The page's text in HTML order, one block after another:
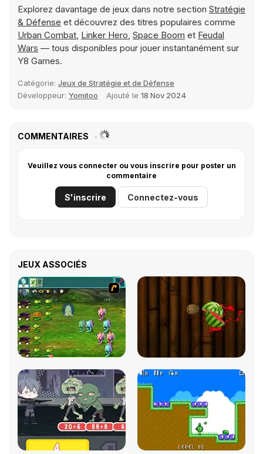
Explorez davantage de jeux dans notre section Stratégie
& Défense et découvrez des titres populaires comme
Urban Combat, Linker Hero, Space Boom et Feudal
Wars — tous disponibles pour jouer instantanément sur
Y8 Games.
Catégorie: Jeux de Stratégie et de Défense
Développeur: Yomitoo Ajouté le 18 Nov 2024
COMMENTAIRES
Veuillez vous connecter ou vous inscrire pour poster un
commentaire
S'inscrire Connectez-vous
JEUX ASSOCIÉS